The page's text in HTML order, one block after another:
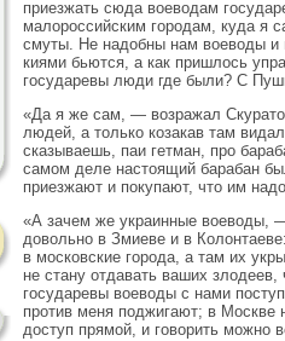
приезжать сюда воеводам
малороссийским городам, куда я
смуты. Не надобны нам воеводы
киями бьются, а как пришлось
государевы люди где были? С
«Да я же сам, — возражал
людей, а только козакав там
сказываешь, паи гетман, про
самом деле насто­ящий барабан
при­езжают и покупают, что им
«А зачем же украинные воеводы,
довольно в Змиеве и в
в московские города, а там их
не стану отда­вать ваших
государевы воеводы с нами
против меня поджигают; в Москве
доступ прямой, и говорить можно